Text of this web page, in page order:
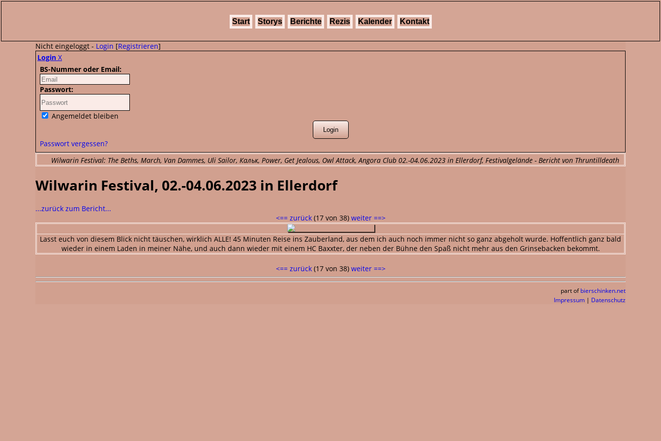
Start Storys Berichte Rezis Kalender Kontakt
Nicht eingeloggt - Login [Registrieren]
Login X
BS-Nummer oder Email:
Passwort:
Angemeldet bleiben
Passwort vergessen?
Wilwarin Festival: The Beths, March, Van Dammes, Uli Sailor, Кальк, Power, Get Jealous, Owl Attack, Angora Club 02.-04.06.2023 in Ellerdorf, Festivalgelände - Bericht von Thruntilldeath
Wilwarin Festival, 02.-04.06.2023 in Ellerdorf
...zurück zum Bericht...
<== zurück(17 von 38) weiter ==>
Lasst euch von diesem Blick nicht täuschen, wirklich ALLE! 45 Minuten Reise ins Zauberland, aus dem ich auch noch immer nicht so ganz abgeholt wurde. Hoffentlich ganz bald
wieder in einem Laden in meiner Nähe, und auch dann wieder mit einem HC Baxxter, der neben der Bühne den Spaß nicht mehr aus den Grinsebacken bekommt.
<== zurück(17 von 38) weiter ==>
part of bierschinken.net
Impressum | Datenschutz